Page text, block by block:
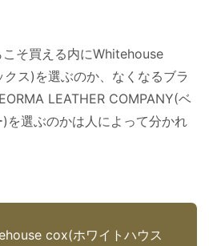
そ買える内にWhitehouse
ス)を選ぶのか、なくなるブラ
LEATHER COMPANY(ベ
を選ぶのかは人によって分かれ
cox(ホワイトハウス